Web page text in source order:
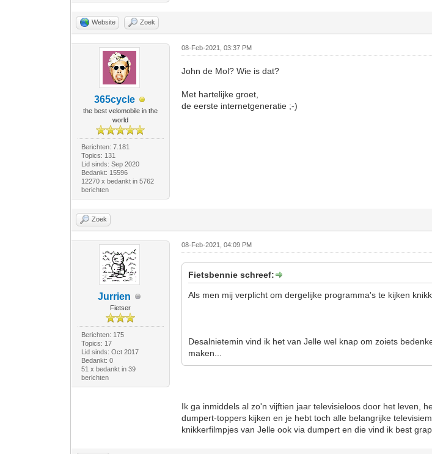
Website Zoek
365cycle
the best velomobile in the
world
Berichten: 7.181
Topics: 131
Lid sinds: Sep 2020
Bedankt: 15596
12270 x bedankt in 5762
berichten
08-Feb-2021, 03:37 PM
John de Mol? Wie is dat?
Met hartelijke groet,
de eerste internetgeneratie ;-)
Zoek
Jurrien
Fietser
Berichten: 175
Topics: 17
Lid sinds: Oct 2017
Bedankt: 0
51 x bedankt in 39
berichten
08-Feb-2021, 04:09 PM
Fietsbennie schreef:
Als men mij verplicht om dergelijke programma's te kijken
Desalnietemin vind ik het van Jelle wel knap om zoiets
maken...
Ik ga inmiddels al zo'n vijftien jaar televisieloos door het leven,
dumpert-toppers kijken en je hebt toch alle belangrijke
knikkerfilmpjes van Jelle ook via dumpert en die vind ik best